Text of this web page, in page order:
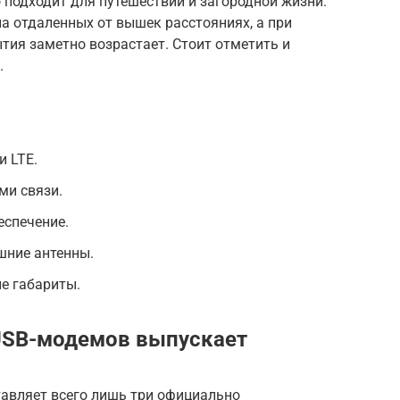
отдаленных от вышек расстояниях, а при
заметно возрастает. Стоит отметить и
LTE.
связи.
антенны.
габариты.
модемов выпускает
всего лишь три официально